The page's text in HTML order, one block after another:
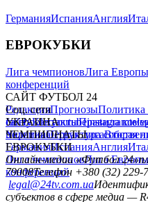
ГерманияИспанияАнглия
ЕВРОКУБКИ
Лига чемпионовЛига Европы
конференций
САЙТ ФУТБОЛ 24
РедакцияПрогнозыПолитика
сайтуКонтактыПравила
политикаСтруктура
Соц. сети
facebookxyoutubeinstagram
УКРАИНА
УкраинаПервая лигаВторая
ЧЕМПИОНАТЫ
ГерманияИспанияАнглия
ЕВРОКУБКИ
Лига чемпионовЛига Европы
конференций
Онлайн-медиа «Футбол 24»
79008Телефон +380 (32) 229-
legal@24tv.com.ua
субъектов в сфере медиа —